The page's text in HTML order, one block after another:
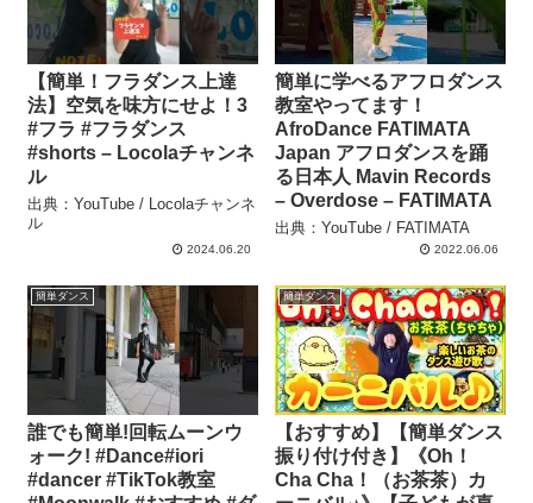
【簡単！フラダンス上達
法】空気を味方にせよ！3
#フラ #フラダンス
#shorts – Locolaチャンネ
ル
出典：YouTube / Locolaチャンネ
ル
2024.06.20
簡単に学べるアフロダンス
教室やってます！
AfroDance FATIMATA
Japan アフロダンスを踊
る日本人 Mavin Records
– Overdose – FATIMATA
出典：YouTube / FATIMATA
2022.06.06
簡単ダンス
誰でも簡単!回転ムーンウ
ォーク! #Dance#iori
#dancer #TikTok教室
簡単ダンス
【おすすめ】【簡単ダンス
振り付け付き】《Oh！
Cha Cha！（お茶茶）カ